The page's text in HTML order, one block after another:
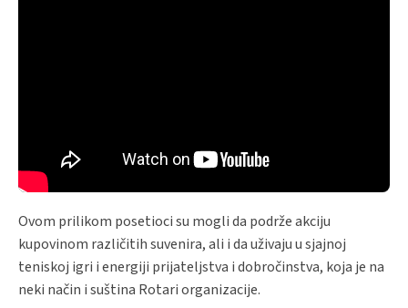
Ovom prilikom posetioci su mogli da podrže akciju
kupovinom različitih suvenira, ali i da uživaju u sjajnoj
teniskoj igri i energiji prijateljstva i dobročinstva, koja je na
neki način i suština Rotari organizacije.